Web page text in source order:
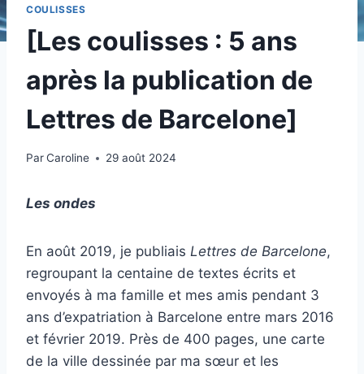
COULISSES
[Les coulisses : 5 ans
après la publication de
Lettres de Barcelone]
ParCaroline 29 août 2024
Les ondes
En août 2019, je publiais Lettres de Barcelone,
regroupant la centaine de textes écrits et
envoyés à ma famille et mes amis pendant 3
ans d’expatriation à Barcelone entre mars 2016
et février 2019. Près de 400 pages, une carte
de la ville dessinée par ma sœur et les